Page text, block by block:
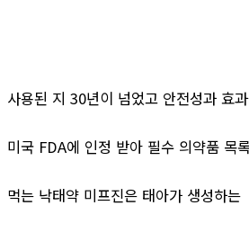
사용된 지 30년이 넘었고 안전성과 효
미국 FDA에 인정 받아 필수 의약품 목
먹는 낙태약 미프진은 태아가 생성하는